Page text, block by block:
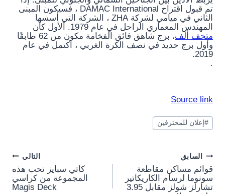
تم قبول اقتراح DAMAC International ، فسيكون المبنى
الثاني في ميامي لشركة ZHA ، الشركة التي أسسها
المهندس المعماري الراحل في عام 1979. الأول كان
متحف ألف
، برج شاهق فائق الفخامة مكون من 62 طابقًا
وأول برج حديد في نصف الكرة الغربي ، اكتمل في عام
2019.
.
Source link
وسوم
المقال:
# إعلان للمحترفين
Post
navigation
السابق
قوائم مساكن مقاطعة
سونوما لرسام الكاريكاتير
تشارلز شولز مقابل 3.95
التالي
كاتي سبايز تحب هذه
المجموعة من كراسي
Magis Deck